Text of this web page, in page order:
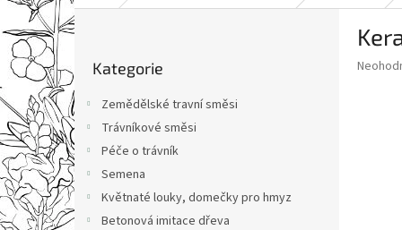
P
o
r
a
n
n
í
p
a
kategorie
Kategorie
Zemědělské travní směsi
Trávníkové směsi
Péče o trávník
Semena
Květnaté louky, domečky pro hmyz
Betonová imitace dřeva